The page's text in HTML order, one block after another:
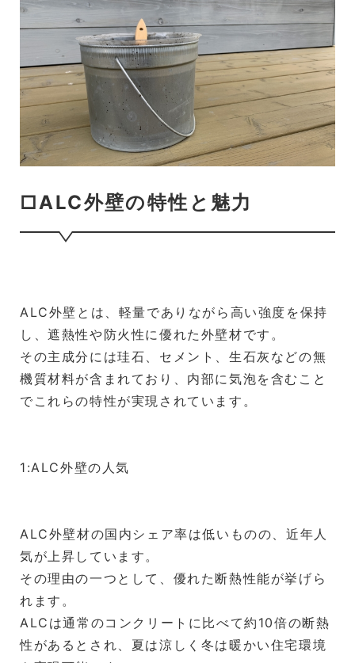
□ALC外壁の特性と魅力
ALC外壁とは、軽量でありながら高い強度を保持
し、遮熱性や防火性に優れた外壁材です。
その主成分には珪石、セメント、生石灰などの無
機質材料が含まれており、内部に気泡を含むこと
でこれらの特性が実現されています。
1:ALC外壁の人気
ALC外壁材の国内シェア率は低いものの、近年人
気が上昇しています。
その理由の一つとして、優れた断熱性能が挙げら
れます。
ALCは通常のコンクリートに比べて約10倍の断熱
性があるとされ、夏は涼しく冬は暖かい住宅環境